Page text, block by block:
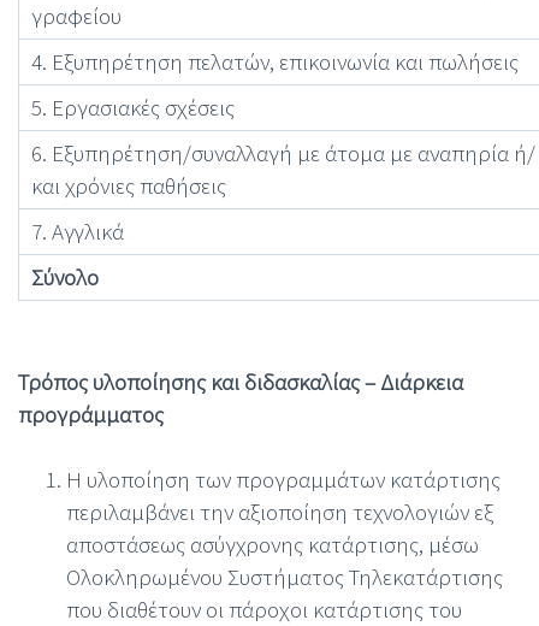
γραφείου
4. Εξυπηρέτηση πελατών, επικοινωνία και πωλήσεις
5. Εργασιακές σχέσεις
6. Εξυπηρέτηση/συναλλαγή με άτομα με αναπηρία ή/
και χρόνιες παθήσεις
7. Αγγλικά
Σύνολο
Τρόπος υλοποίησης και διδασκαλίας – Διάρκεια
προγράμματος
Η υλοποίηση των προγραμμάτων κατάρτισης
περιλαμβάνει την αξιοποίηση τεχνολογιών εξ
αποστάσεως ασύγχρονης κατάρτισης, μέσω
Ολοκληρωμένου Συστήματος Τηλεκατάρτισης
που διαθέτουν οι πάροχοι κατάρτισης του